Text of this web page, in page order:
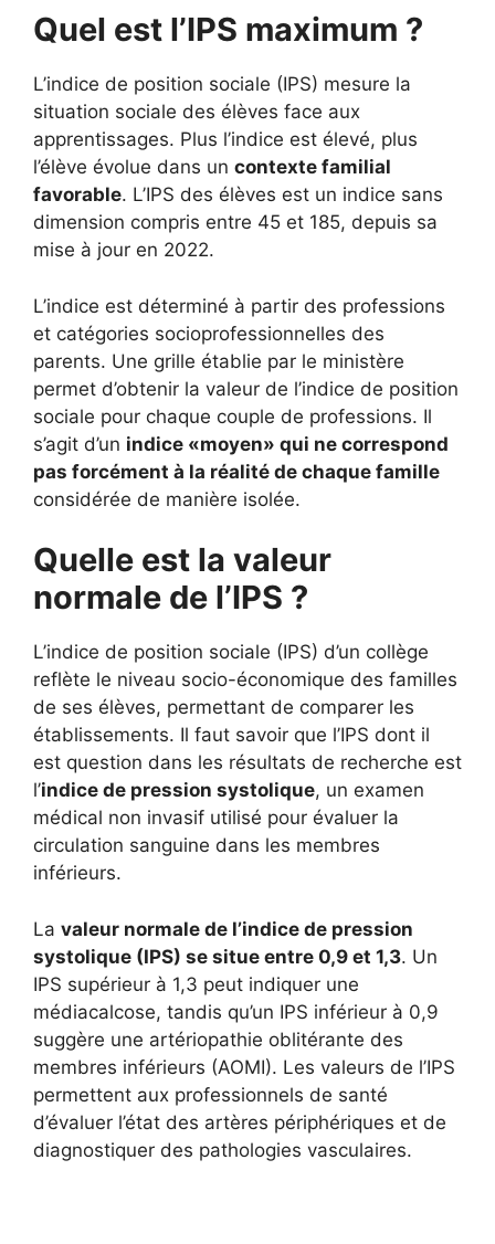
Quel est l’IPS maximum ?
L’indice de position sociale (IPS) mesure la
situation sociale des élèves face aux
apprentissages. Plus l’indice est élevé, plus
l’élève évolue dans un contexte familial
favorable. L’IPS des élèves est un indice sans
dimension compris entre 45 et 185, depuis sa
mise à jour en 2022.
L’indice est déterminé à partir des professions
et catégories socioprofessionnelles des
parents. Une grille établie par le ministère
permet d’obtenir la valeur de l’indice de position
sociale pour chaque couple de professions. Il
s’agit d’un indice «moyen» qui ne correspond
pas forcément à la réalité de chaque famille
considérée de manière isolée.
Quelle est la valeur
normale de l’IPS ?
L’indice de position sociale (IPS) d’un collège
reflète le niveau socio-économique des familles
de ses élèves, permettant de comparer les
établissements. Il faut savoir que l’IPS dont il
est question dans les résultats de recherche est
l’indice de pression systolique, un examen
médical non invasif utilisé pour évaluer la
circulation sanguine dans les membres
inférieurs.
La valeur normale de l’indice de pression
systolique (IPS) se situe entre 0,9 et 1,3. Un
IPS supérieur à 1,3 peut indiquer une
médiacalcose, tandis qu’un IPS inférieur à 0,9
suggère une artériopathie oblitérante des
membres inférieurs (AOMI). Les valeurs de l’IPS
permettent aux professionnels de santé
d’évaluer l’état des artères périphériques et de
diagnostiquer des pathologies vasculaires.